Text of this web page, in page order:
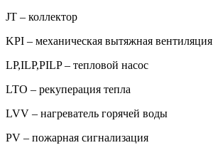
JT – коллектор
KPI – механическая вытяжная вентиляция
LP,ILP,PILP – тепловой насос
LTO – рекуперация тепла
LVV – нагреватель горячей воды
PV – пожарная сигнализация